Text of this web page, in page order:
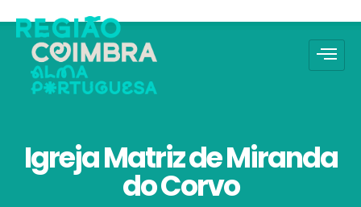
Igreja Matriz de Miranda
do Corvo